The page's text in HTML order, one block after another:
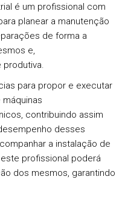
é um profissional com
planear a manutenção
de forma a
e,
produtiva.
para propor e executar
contribuindo assim
desses
a instalação de
profissional poderá
dos mesmos, garantindo